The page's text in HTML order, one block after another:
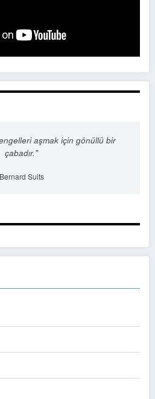
aşmak için gönüllü bir
çabadır."
Bernard Suits